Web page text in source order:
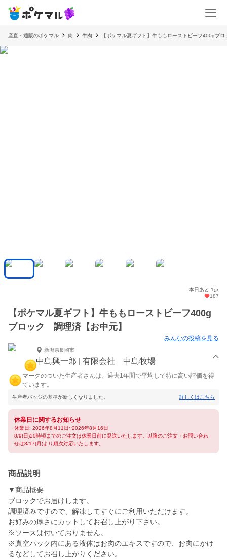
産直・通販のポケマル 肉 牛肉 【ポケマル夏ギフト】牛ももローストビーフ400gブ
本日あと 1点
187
【ポケマル夏ギフト】牛ももローストビーフ400g
ブロック 調理済【お中元】
みんなの投稿を見る
新潟県長岡市
中島興一郎 | 有限会社 中島牧場
マークのついた生産者さんは、過去1年間で平均して特に高い評価を得
ています。
生産者バッジの基準が新しくなりました。 詳しくはこちら
休業日に関するお知らせ
休業日: 2026年8月11日~2026年8月16日
8/9(日)20時頃までのご注文は休業日前に発送いたします。以降のご注文・お問い合わ
せは8/17(月)より順次対応いたします。
商品説明
▼商品概要
ブロックでお届けします。
調理済みですので、解凍してすぐにご利用いただけます。
お好みの厚さにカットしてお召し上がり下さい。
※ソースは付いておりません。
※真空パック内にある液体はお肉のエキスですので、お肉にかけ
るなどしてお召し上がりください。